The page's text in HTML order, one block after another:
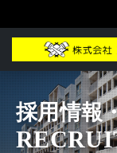
採用情報